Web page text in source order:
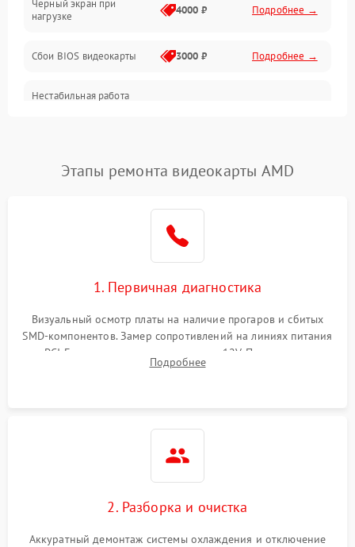
Электропитание
ПО
Электронные компоненты
Общие поломки
Механические повреждения
Черный экран при
нагрузке
4000 ₽ Подробнее →
Сбои BIOS видеокарты 3000 ₽ Подробнее →
Нестабильная работа
Этапы ремонта видеокарты AMD
1. Первичная диагностика
Визуальный осмотр платы на наличие прогаров и сбитых
SMD-компонентов. Замер сопротивлений на линиях питания
PCI-E и дополнительных разъемах 12V. Проверка на
короткое замыкание основных дросселей питания GPU и
Подробнее
2. Разборка и очистка
Аккуратный демонтаж системы охлаждения и отключение